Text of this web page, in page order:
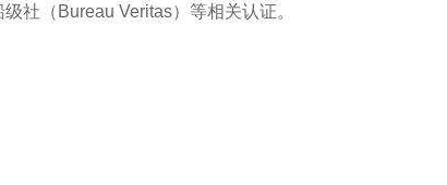
社（Bureau Veritas）等相关认证。